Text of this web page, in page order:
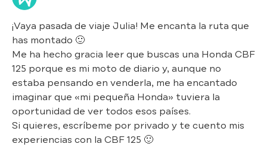
¡Vaya pasada de viaje Julia! Me encanta la ruta que
has montado 🙂
Me ha hecho gracia leer que buscas una Honda CBF
125 porque es mi moto de diario y, aunque no
estaba pensando en venderla, me ha encantado
imaginar que «mi pequeña Honda» tuviera la
oportunidad de ver todos esos países.
Si quieres, escríbeme por privado y te cuento mis
experiencias con la CBF 125 🙂